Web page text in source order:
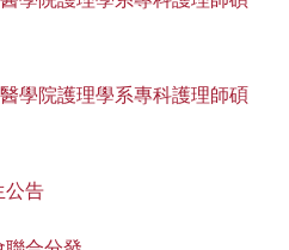
學院護理學系 專科護理師碩
公告